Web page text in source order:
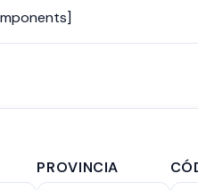
PROVINCIA